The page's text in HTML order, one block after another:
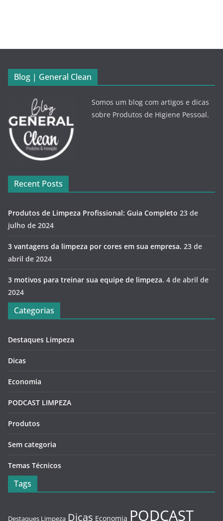
Blog | General Clean
Somos um blog com artigos e dicas
sobre Produtos de Higiene Pessoal.
Recent Posts
Produtos de Limpeza Profissional: Guia Completo 23 de
julho de 2024
3 vantagens da limpeza por cores em sua empresa. 23 de
abril de 2024
3 motivos para treinar sua equipe de limpeza. 4 de abril de
2024
Categorias
Destaques Limpeza
Dicas
Economia
PODCAST LIMPEZA
Produtos
Sem categoria
Temas Técnicos
Tags
Destaques Limpeza Dicas Economia PODCAST